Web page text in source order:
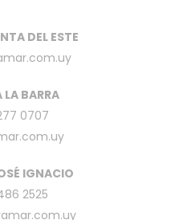
DEL ESTE
BARRA
0707
IGNACIO
2525